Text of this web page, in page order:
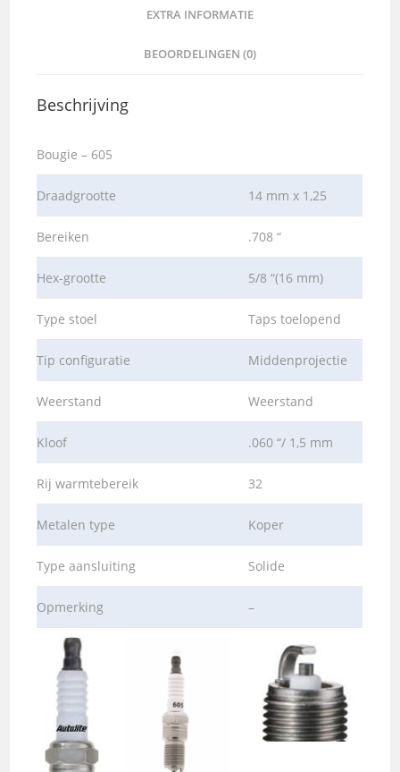
EXTRA INFORMATIE
BEOORDELINGEN (0)
Beschrijving
Bougie – 605
Draadgrootte 14 mm x 1,25
Bereiken .708 “
Hex-grootte 5/8 “(16 mm)
Type stoel Taps toelopend
Tip configuratie Middenprojectie
Weerstand Weerstand
Kloof .060 “/ 1,5 mm
Rij warmtebereik 32
Metalen type Koper
Type aansluiting Solide
Opmerking –